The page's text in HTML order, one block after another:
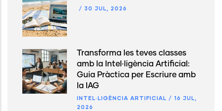
/ 30 JUL, 2026
Transforma les teves classes
amb la Intel·ligència Artificial:
Guia Pràctica per Escriure amb
la IAG
INTEL·LIGÈNCIA ARTIFICIAL / 16 JUL,
2026